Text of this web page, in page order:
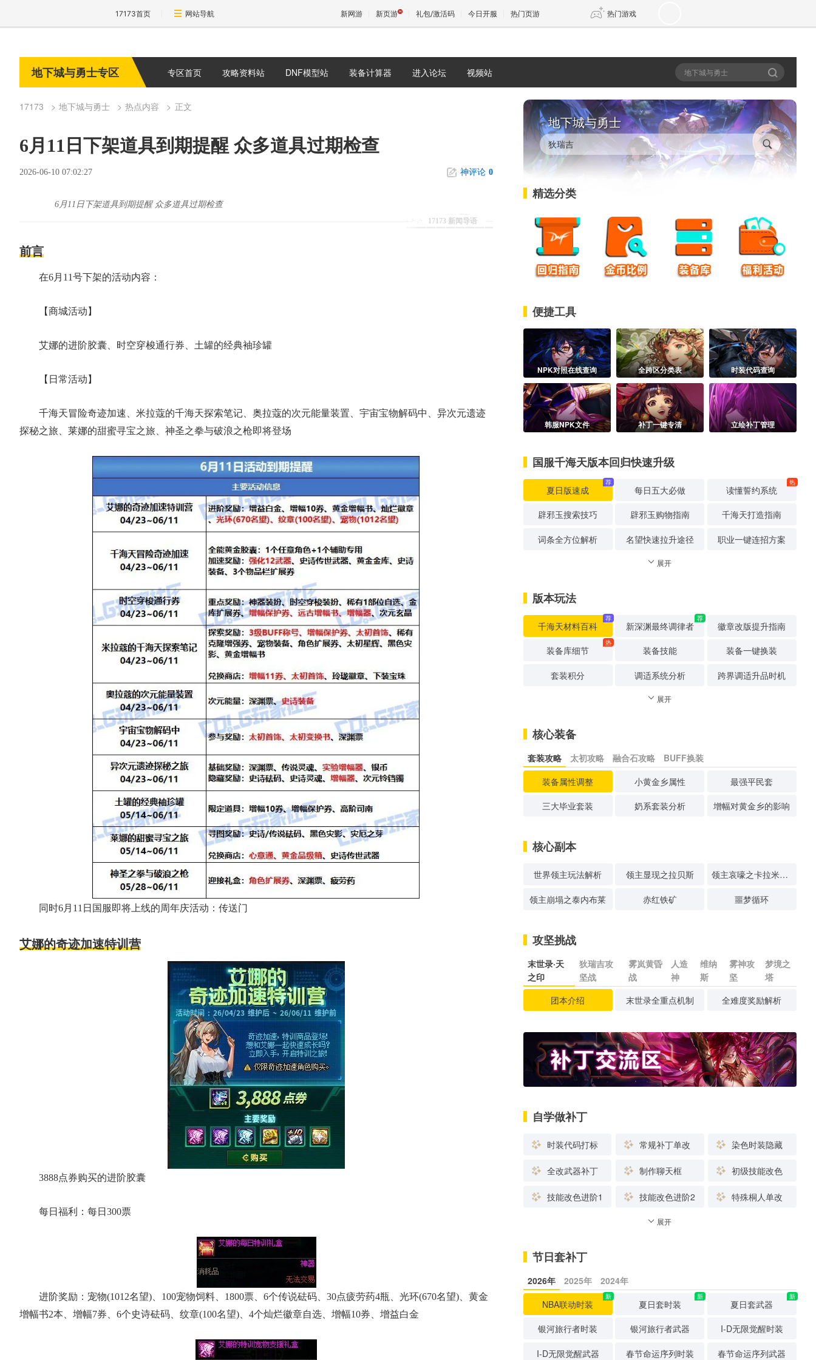
17173首页 网站导航 新网游 新页游 礼包/激活码 今日开服 热门页游 热门游戏
天堂 剑网3旗舰版 新天龙八部
王权与自由 诛仙世界 新仙侠5
地下城与勇士专区 专区首页 攻略资料站 DNF模型站 装备计算器 进入论坛 视频站
17173 地下城与勇士 热点内容 正文
6月11日下架道具到期提醒 众多道具过期检查
2026-06-10 07:02:27 神评论 0
17173 新闻导语
6月11日下架道具到期提醒 众多道具过期检查
前言
在6月11号下架的活动内容：
【商城活动】
艾娜的进阶胶囊、时空穿梭通行券、土罐的经典袖珍罐
【日常活动】
千海天冒险奇迹加速、米拉蔻的千海天探索笔记、奥拉蔻的次元能量装置、宇宙宝物解码中、异次元遗迹
探秘之旅、莱娜的甜蜜寻宝之旅、神圣之拳与破浪之枪即将登场
同时6月11日国服即将上线的周年庆活动：传送门
艾娜的奇迹加速特训营
3888点券购买的进阶胶囊
每日福利：每日300票
进阶奖励：宠物(1012名望)、100宠物饲料、1800票、6个传说砝码、30点疲劳药4瓶、光环(670名望)、黄金
增幅书2本、增幅7券、6个史诗砝码、纹章(100名望)、4个灿烂徽章自选、增幅10券、增益白金
地下城与勇士
精选分类
便捷工具
NPK对照在线查询 全跨区分类表 时装代码查询
韩服NPK文件 补丁一键专清 立绘补丁管理
国服千海天版本回归快速升级
夏日版速成
荐
每日五大必做 读懂誓约系统
热
辟邪玉搜索技巧 辟邪玉购物指南 千海天打造指南
词条全方位解析 名望快速拉升途径 职业一键连招方案
展开
版本玩法
千海天材料百科
荐
新深渊最终调律者
荐
徽章改版提升指南
装备库细节
热
装备技能 装备一键换装
套装积分 调适系统分析 跨界调适升品时机
展开
核心装备
套装攻略 太初攻略 融合石攻略
BUFF换装
装备属性调整
小黄金乡属性 最强平民套
三大毕业套装 奶系套装分析 增幅对黄金乡的影响
核心副本
世界领主玩法解析 领主显现之拉贝斯 领主哀嚎之卡拉米塔斯
领主崩塌之泰内布莱 赤红铁矿 噩梦循环
攻坚挑战
末世录·天
之印
狄瑞吉攻
坚战
雾岚黄昏
战
人造
神
维纳
斯
雾神攻
坚
梦境之
塔
团本介绍
末世录全重点机制 全难度奖励解析
自学做补丁
时装代码打标 常规补丁单改 染色时装隐藏
全改武器补丁 制作聊天框 初级技能改色
技能改色进阶1 技能改色进阶2 特殊桐人单改
展开
节日套补丁
2026年 2025年
2024年
NBA联动时装
新
夏日套时装
新
夏日套武器
新
银河旅行者时装 银河旅行者武器 I-D无限觉醒时装
I-D无限觉醒武器 春节命运序列时装 春节命运序列武器